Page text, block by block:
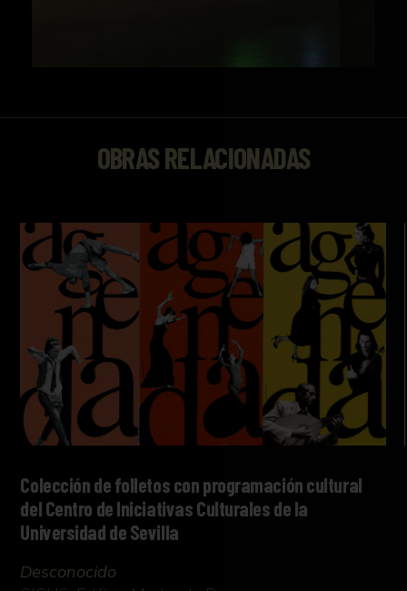
OBRAS RELACIONADAS
Colección de folletos con programación cultural
del Centro de Iniciativas Culturales de la
Universidad de Sevilla
Desconocido